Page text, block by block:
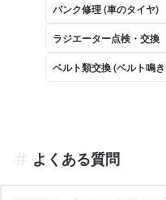
パンク修理 (車のタイヤ)
ラジエーター点検・交換
ベルト類交換 (ベルト鳴
よくある質問